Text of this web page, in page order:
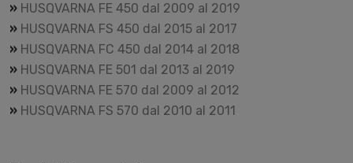
» HUSQVARNA FE 450 dal 2009 al 2019
» HUSQVARNA FS 450 dal 2015 al 2017
» HUSQVARNA FC 450 dal 2014 al 2018
» HUSQVARNA FE 501 dal 2013 al 2019
» HUSQVARNA FE 570 dal 2009 al 2012
» HUSQVARNA FS 570 dal 2010 al 2011